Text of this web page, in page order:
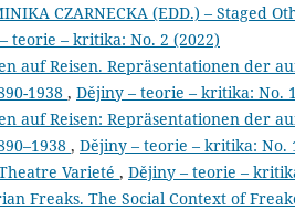
CZARNECKA (EDD.) – Staged
teorie – kritika: No. 2 (2022)
auf Reisen. Repräsentationen der
1938 , Dějiny – teorie – kritika: No.
auf Reisen: Repräsentationen der
, Dějiny – teorie – kritika: No.
Varieté , Dějiny – teorie –
Freaks. The Social Context of